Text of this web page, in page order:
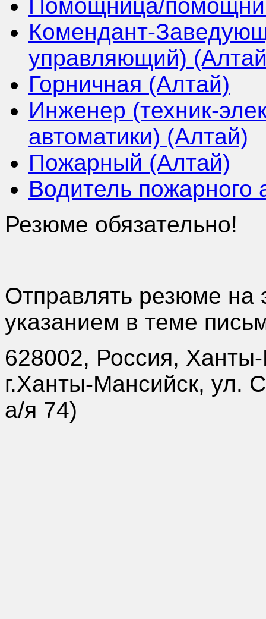
Помощница/
Комендант-
управляющий)
Горничная (Алтай)
Инженер (техник-
автоматики) (Алтай)
Пожарный (Алтай)
Водитель пожарного
Резюме обязательно!
Отправлять резюме на
указанием в теме
628002, Россия,
г.Ханты-Мансийск, ул.
а/я 74)